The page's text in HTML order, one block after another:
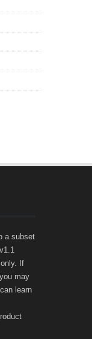
a subset
If
may
learn